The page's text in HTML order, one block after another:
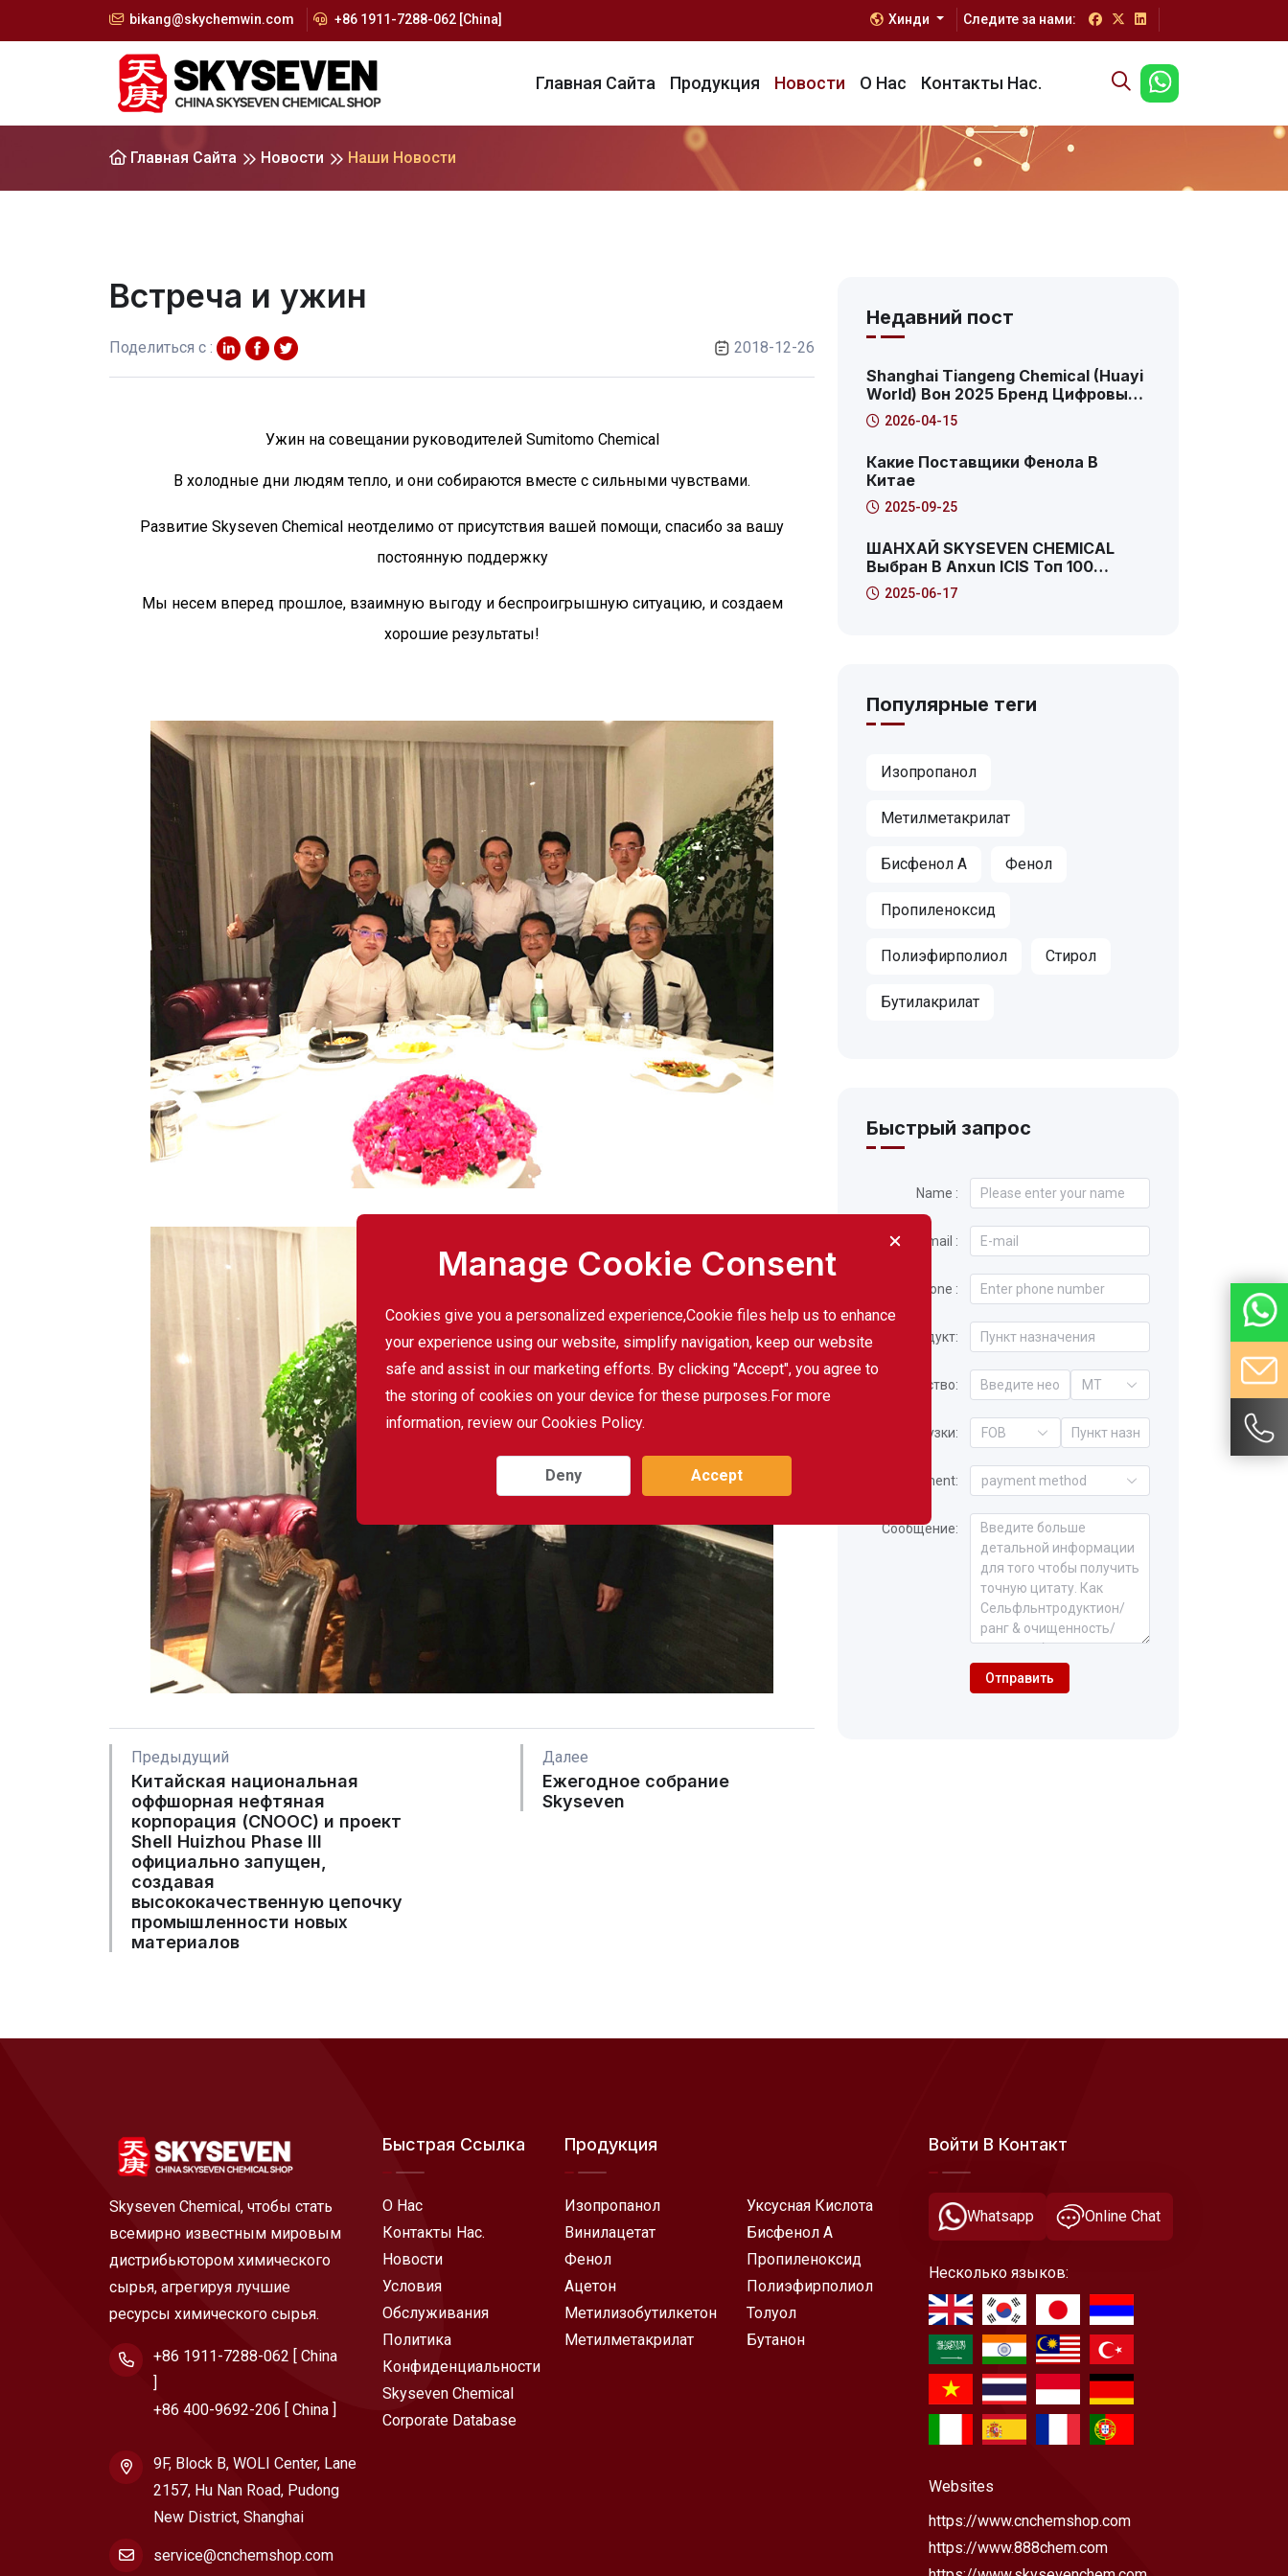
bikang@skychemwin.com +86 1911-7288-062 [China] Хинди Следите за нами:
Главная Сайта Продукция Новости О Нас Контакты Нас.
Manage Cookie Consent
Cookies give you a personalized experience,Сookie files help us to enhance
your experience using our website, simplify navigation, keep our website
safe and assist in our marketing efforts. By clicking "Accept", you agree to
the storing of cookies on your device for these purposes.For more
information, review our Cookies Policy.
Deny Accept
Главная Сайта Новости Наши Новости
Встреча и ужин
Поделиться с : 2018-12-26
Ужин на совещании руководителей Sumitomo Chemical
В холодные дни людям тепло, и они собираются вместе с сильными чувствами.
Развитие Skyseven Chemical неотделимо от присутствия вашей помощи, спасибо за вашу
постоянную поддержку
Мы несем вперед прошлое, взаимную выгоду и беспроигрышную ситуацию, и создаем
хорошие результаты!
Предыдущий
Китайская национальная
оффшорная нефтяная
корпорация (CNOOC) и проект
Shell Huizhou Phase III
официально запущен,
создавая
высококачественную цепочку
промышленности новых
материалов
Далее
Ежегодное собрание
Skyseven
Недавний пост
Shanghai Tiangeng Chemical (Huayi
World) Вон 2025 Бренд Цифровые
Инновации Трансформация
Саммит: 2025 Пудун Новая
Сервис Платформа
Характеристика Случай
2026-04-15
Какие Поставщики Фенола В
Китае
2025-09-25
ШАНХАЙ SKYSEVEN CHEMICAL
Выбран В Anxun ICIS Топ 100
Глобальные Дистрибьюторы
Химической Продукции! Вот Это
2025-06-17
Популярные теги
Изопропанол
Метилметакрилат
Бисфенол А Фенол
Пропиленоксид
Полиэфирполиол Стирол
Бутилакрилат
Быстрый запрос
Name :
E-mail :
Phone :
Продукт:
Количество: MT
Срок отгрузки: FOB
Payment: payment method
Сообщение:
Отправить
Skyseven Chemical, чтобы стать
всемирно известным мировым
дистрибьютором химического
сырья, агрегируя лучшие
ресурсы химического сырья.
+86 1911-7288-062 [ China
+86 400-9692-206 [ China ]
9F, Block B, WOLI Center, Lane
2157, Hu Nan Road, Pudong
New District, Shanghai
service@cnchemshop.com
Быстрая Ссылка
О Нас
Контакты Нас.
Новости
Условия
Обслуживания
Политика
Конфиденциальности
Skyseven Chemical
Corporate Database
Продукция
Изопропанол
Винилацетат
Фенол
Ацетон
Метилизобутилкетон
Метилметакрилат
Уксусная Кислота
Бисфенол А
Пропиленоксид
Полиэфирполиол
Толуол
Бутанон
Войти В Контакт
Whatsapp Online Chat
Несколько языков:
Websites
https://www.cnchemshop.com
https://www.888chem.com